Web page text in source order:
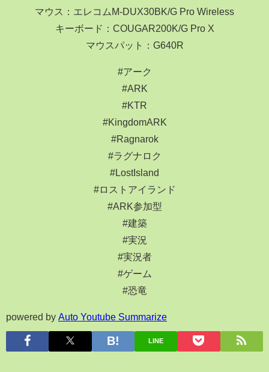
マウス：エレコムM-DUX30BK/G Pro Wireless
キーボード：COUGAR200K/G Pro X
マウスパット：G640R
#アーク
#ARK
#KTR
#KingdomARK
#Ragnarok
#ラグナロク
#LostIsland
#ロストアイランド
#ARK参加型
#建築
#実況
#実況者
#ゲーム
#恐竜
powered by Auto Youtube Summarize
LINE